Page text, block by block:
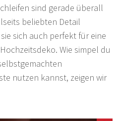
sind gerade überall
beliebten Detail
sich auch perfekt für eine
Wie simpel du
nutzen kannst, zeigen wir